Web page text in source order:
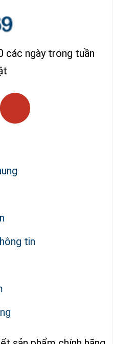
các ngày trong tuần
tin